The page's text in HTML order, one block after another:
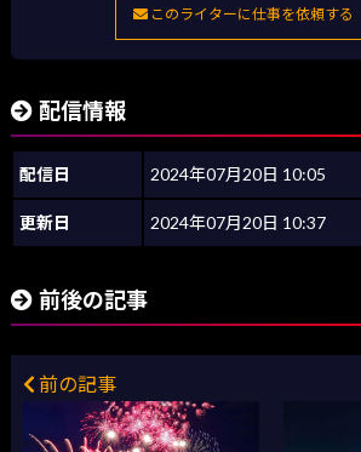
このライターに仕事を依頼する
配信情報
配信日 2024年07月20日 10:05
更新日 2024年07月20日 10:37
前後の記事
前の記事